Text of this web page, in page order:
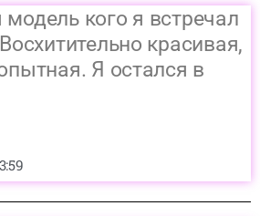
кого я встречал
красивая,
Я остался в